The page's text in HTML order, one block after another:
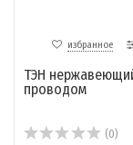
избранное
ТЭН
проводом
(0)